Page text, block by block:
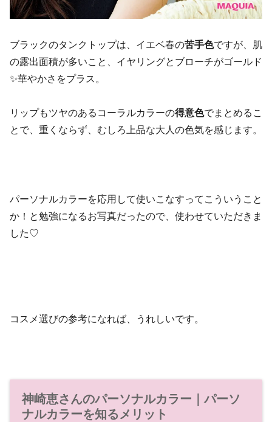
ブラックのタンクトップは、イエベ春の苦手色ですが、肌
の露出面積が多いこと、イヤリングとブローチがゴールド
✨華やかさをプラス。
リップもツヤのあるコーラルカラーの得意色でまとめるこ
とで、重くならず、むしろ上品な大人の色気を感じます。
パーソナルカラーを応用して使いこなすってこういうこと
か！と勉強になるお写真だったので、使わせていただきま
した♡
コスメ選びの参考になれば、うれしいです。
神崎恵さんのパーソナルカラー｜パーソ
ナルカラーを知るメリット